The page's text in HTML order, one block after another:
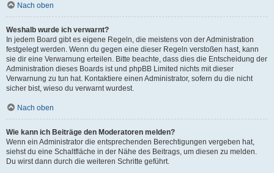
Nach oben
Weshalb wurde ich verwarnt?
In jedem Board gibt es eigene Regeln, die meistens von der Administration
festgelegt werden. Wenn du gegen eine dieser Regeln verstoßen hast, kann
sie dir eine Verwarnung erteilen. Bitte beachte, dass dies die Entscheidung der
Administration dieses Boards ist und phpBB Limited nichts mit dieser
Verwarnung zu tun hat. Kontaktiere einen Administrator, sofern du die nicht
sicher bist, wieso du verwarnt wurdest.
Nach oben
Wie kann ich Beiträge den Moderatoren melden?
Wenn ein Administrator die entsprechenden Berechtigungen vergeben hat,
siehst du eine Schaltfläche in der Nähe des Beitrags, um diesen zu melden.
Du wirst dann durch die weiteren Schritte geführt.